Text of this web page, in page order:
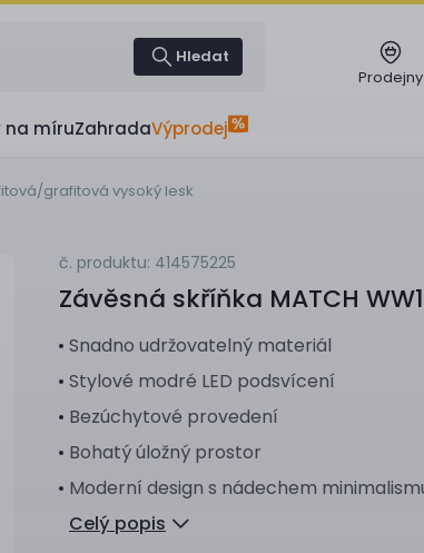
Hledat
Prodejny
na míruZahradaVýprodej
grafitová vysoký lesk
č. produktu: 414575225
Závěsná skříňka MATCH
Snadno udržovatelný materiál
Stylové modré LED podsvícení
Bezúchytové provedení
Bohatý úložný prostor
Moderní design s nádechem
Celý popis